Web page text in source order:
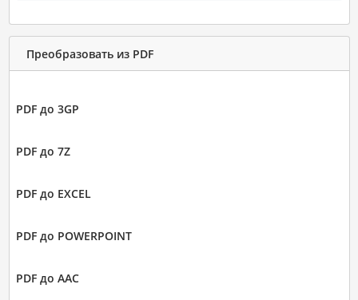
Преобразовать из PDF
PDF до 3GP
PDF до 7Z
PDF до EXCEL
PDF до POWERPOINT
PDF до AAC